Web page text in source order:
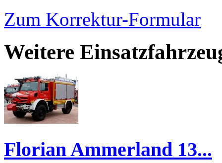
Zum Korrektur-Formular
Weitere
Florian Ammerland 13...